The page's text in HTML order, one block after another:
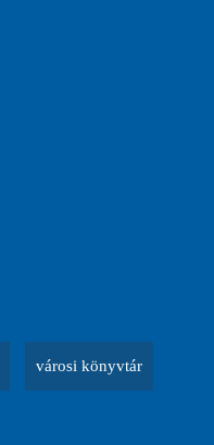
városi könyvtár